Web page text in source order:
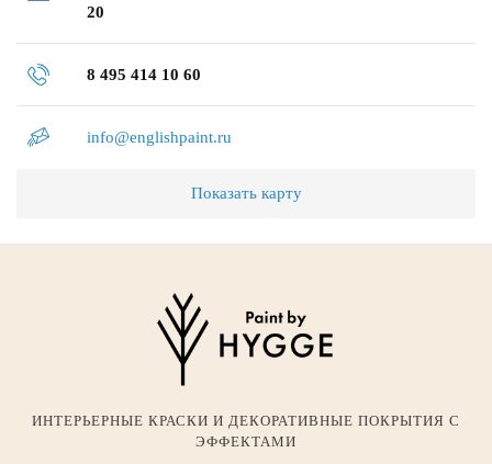
20
8 495 414 10 60
info@englishpaint.ru
Показать карту
ИНТЕРЬЕРНЫЕ КРАСКИ И ДЕКОРАТИВНЫЕ ПОКРЫТИЯ С
ЭФФЕКТАМИ